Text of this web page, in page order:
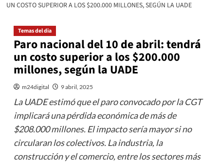
UN COSTO SUPERIOR A LOS $200.000 MILLONES, SEGÚN LA UADE
Temas del dia
Paro nacional del 10 de abril: tendrá
un costo superior a los $200.000
millones, según la UADE
m24digital 9 abril, 2025
La UADE estimó que el paro convocado por la CGT
implicará una pérdida económica de más de
$208.000 millones. El impacto sería mayor si no
circularan los colectivos. La industria, la
construcción y el comercio, entre los sectores más